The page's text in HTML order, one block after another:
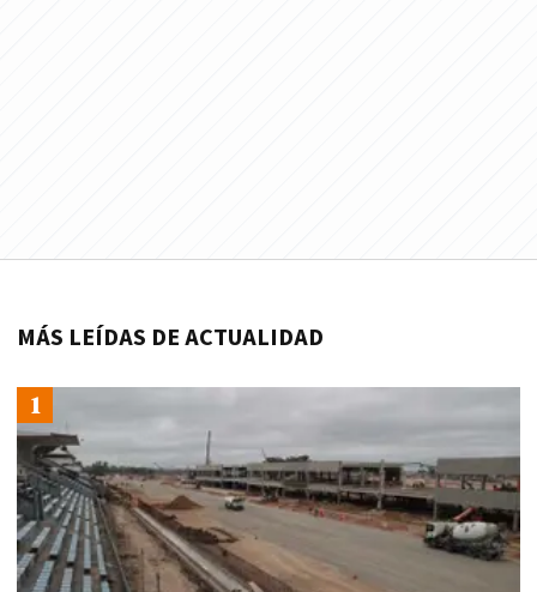
MÁS LEÍDAS DE ACTUALIDAD